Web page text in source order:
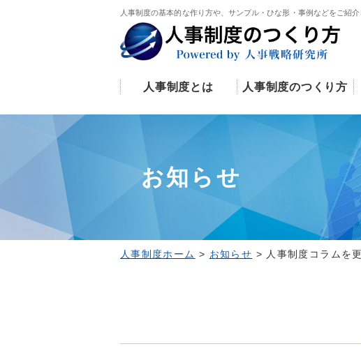
人事制度の基本的な作り方や、サンプル・ひな形・事例などをご紹介
人事制度とは 人事制度のつくり方
お知らせ
人事制度ホーム > お知らせ > 人事制度コラムを